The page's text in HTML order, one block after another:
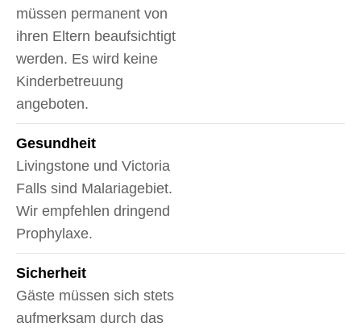
müssen permanent von
ihren Eltern beaufsichtigt
werden. Es wird keine
Kinderbetreuung
angeboten.
Gesundheit
Livingstone und Victoria
Falls sind Malariagebiet.
Wir empfehlen dringend
Prophylaxe.
Sicherheit
Gäste müssen sich stets
aufmerksam durch das